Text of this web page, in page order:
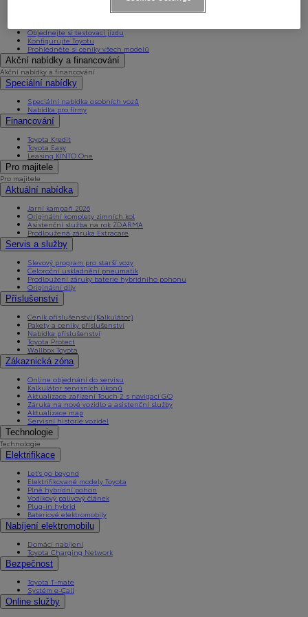
Objednejte si testovací jízdu
Konfigurujte Toyotu
Prohlédněte si ceníky všech modelů
Akční nabídky a financování
Akční nabídky a financování
Speciální nabídky
Speciální nabídka osobních vozů
Nabídka pro firmy
Financování
Toyota Kredit
Toyota Easy
Leasing KINTO One
Pro majitele
Pro majitele
Aktuální nabídka
Jarní kampaň 2026
Originální komplety zimních kol
Asistenční služba na rok ZDARMA
Prodloužená záruka Extracare
Servis a služby
Slevový program pro starší vozy
Celoroční uskladnění pneumatik
Prodloužení záruky baterie hybridního pohonu
Originální díly
Příslušenství
Ceník příslušenství (Kalkulátor)
Pakety a ceníky příslušenství
Nabídka příslušenství
Toyota Protect
Wallbox Toyota
Zákaznická zóna
Online objednání do servisu
Kalkulátor servisních úkonů
Aktualizace zařízení Touch 2 s navigací GO
Záruka na nové vozidlo a asistenční služby
Aktualizace map
Servisní historie vozidel
Technologie
Technologie
Elektrifikace
Let's go beyond
Elektrifikované modely Toyota
Plně hybridní pohon
Vodíkový palivový článek
Plug-in hybrid
Bateriové elektromobily
Nabíjení elektromobilu
Domácí nabíjení
Toyota Charging Network
Bezpečnost
Toyota T-mate
Systém e-Call
Online služby